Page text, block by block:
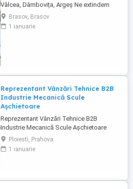
Vâlcea, Dâmbovița, Argeș Ne extindem
echipa de vânzări și căutăm un Agent
Vânzări Soluții Tehnice, orientat către
rezultate, cu experiență în vânzări B2B și
Brasov, Brasov
1 ianuarie
Reprezentant Vânzări Tehnice B2B
Industrie Mecanică Scule
Așchietoare
Reprezentant Vânzări Tehnice B2B
Industrie Mecanică Scule Așchietoare
Companie specializată în importul și
distribuția de scule așchietoare și
echipamente industriale din Europa,
Reprezentanți de Vânzări Tehnice pentru
Ploiesti, Prahova
1 ianuarie